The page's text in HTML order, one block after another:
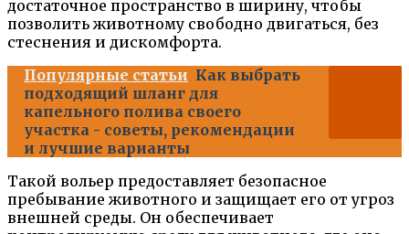
достаточное пространство в ширину, чтобы
позволить животному свободно двигаться, без
стеснения и дискомфорта.
Популярные статьи Как выбрать
подходящий шланг для
капельного полива своего
участка - советы, рекомендации
и лучшие варианты
Такой вольер предоставляет безопасное
пребывание животного и защищает его от угроз
внешней среды. Он обеспечивает